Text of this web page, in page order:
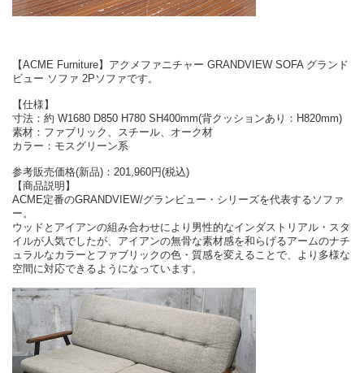
【ACME Furniture】アクメファニチャー GRANDVIEW SOFA グランド
ビュー ソファ 2Pソファです。
【仕様】
寸法：約 W1680 D850 H780 SH400mm(背クッションあり：H820mm)
素材：ファブリック、スチール、オーク材
カラー：モスグリーン系
参考販売価格(新品)：201,960円(税込)
【商品説明】
ACME定番のGRANDVIEW/グランビュー・シリーズを代表するソファ
ー。
ウッドとアイアンの組み合わせにより男性的なインダストリアル・スタ
イルが人気でしたが、アイアンの無骨な素材感を和らげるアームのナチ
ュラルなカラーとファブリックの色・質感を変えることで、より多様な
空間に対応できるようになっています。